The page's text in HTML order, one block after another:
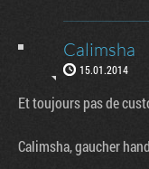
Calimsha
15.01.2014
Et toujours pas de
Calimsha, gaucher